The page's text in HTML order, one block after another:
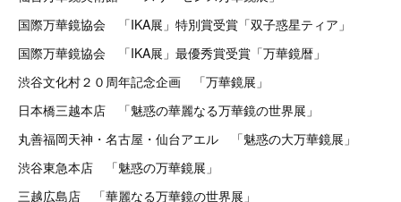
国際万華鏡協会 「IKA展」特別賞受賞「双子惑星ティア」
国際万華鏡協会 「IKA展」最優秀賞受賞「万華鏡暦」
渋谷文化村２０周年記念企画 「万華鏡展」
日本橋三越本店 「魅惑の華麗なる万華鏡の世界展」
丸善福岡天神・名古屋・仙台アエル 「魅惑の大万華鏡展」
渋谷東急本店 「魅惑の万華鏡展」
三越広島店 「華麗なる万華鏡の世界展」